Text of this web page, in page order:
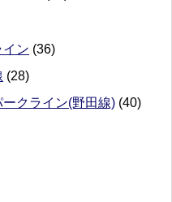
イン (36)
(28)
クライン(野田線) (40)